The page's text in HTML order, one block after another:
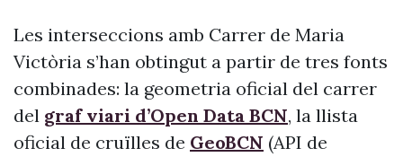
Les interseccions amb Carrer de Maria
Victòria s’han obtingut a partir de tres fonts
combinades: la geometria oficial del carrer
del graf viari d’Open Data BCN, la llista
oficial de cruïlles de GeoBCN (API de